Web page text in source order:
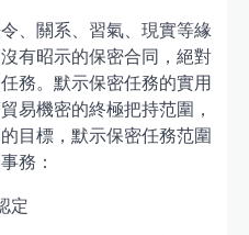
、關系、習氣、現實等緣
有昭示的保密合同，絕對
務。默示保密任務的實用
易機密的終極把持范圍，
目標，默示保密任務范圍
務：
定